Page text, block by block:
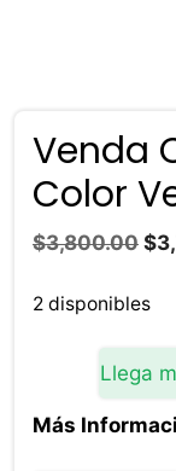
Venda
Color
$3,800.00 El
$
2 disponibles
Llega
Más